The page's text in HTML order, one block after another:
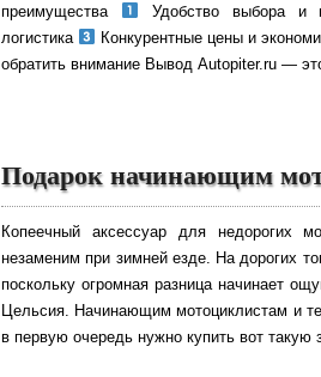
преимущества
Удобство выбора и
логистика
Конкурентные цены и
обратить внимание Вывод Autopiter.ru —
Подарок начинающим
Копеечный аксессуар для недорогих
незаменим при зимней езде. На дорогих
поскольку огромная разница начинает
Цельсия. Начинающим мотоциклистам и
в первую очередь нужно купить вот